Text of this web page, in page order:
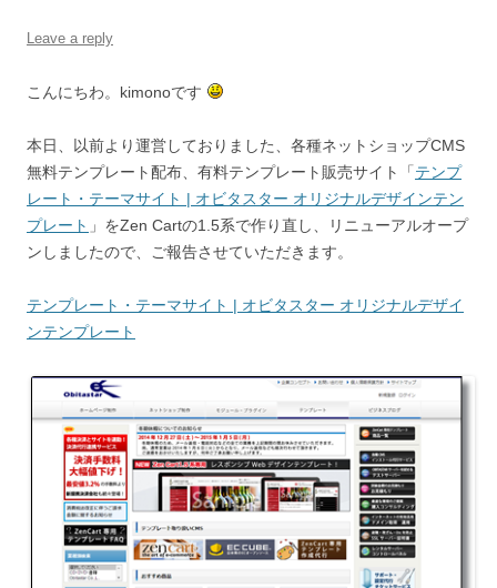
Leave a reply
こんにちわ。kimonoです
本日、以前より運営しておりました、各種ネットショップCMS
無料テンプレート配布、有料テンプレート販売サイト「テンプ
レート・テーマサイト | オビタスター オリジナルデザインテン
プレート 」をZen Cartの1.5系で作り直し、リニューアルオープ
ンしましたので、ご報告させていただきます。
テンプレート・テーマサイト | オビタスター オリジナルデザイ
ンテンプレート